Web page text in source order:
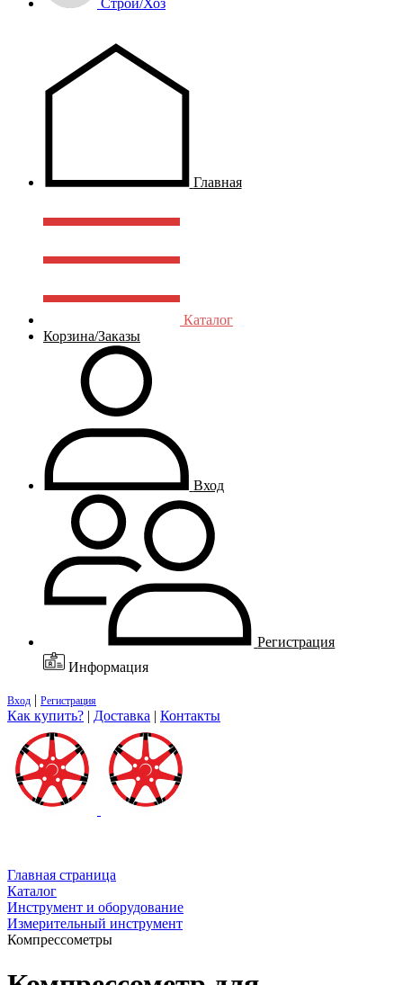
Строй/Хоз
Главная
Каталог
Корзина/Заказы
Вход
Регистрация
Информация
Вход | Регистрация
Как купить? | Доставка | Контакты
Главная страница
Каталог
Инструмент и оборудование
Измерительный инструмент
Компрессометры